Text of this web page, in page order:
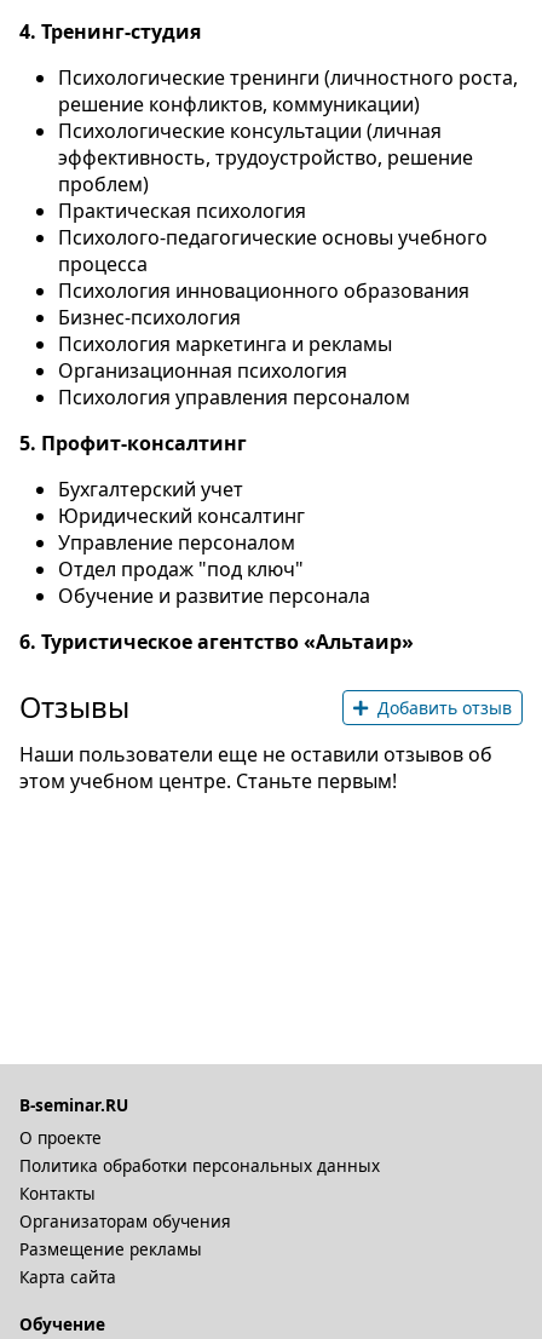
4. Тренинг-студия
Психологические тренинги (личностного роста,
решение конфликтов, коммуникации)
Психологические консультации (личная
эффективность, трудоустройство, решение
проблем)
Практическая психология
Психолого-педагогические основы учебного
процесса
Психология инновационного образования
Бизнес-психология
Психология маркетинга и рекламы
Организационная психология
Психология управления персоналом
5. Профит-консалтинг
Бухгалтерский учет
Юридический консалтинг
Управление персоналом
Отдел продаж "под ключ"
Обучение и развитие персонала
6. Туристическое агентство «Альтаир»
Отзывы Добавить отзыв
Наши пользователи еще не оставили отзывов об
этом учебном центре. Станьте первым!
B-seminar.RU
О проекте
Политика обработки персональных данных
Контакты
Организаторам обучения
Размещение рекламы
Карта сайта
Обучение